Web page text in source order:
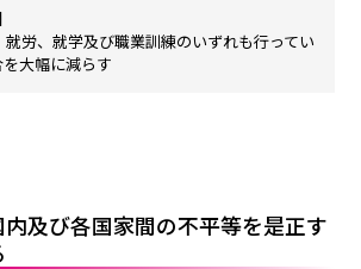
就労、就学及び職業訓練のいずれも行ってい
大幅に減らす
内及び各国家間の不平等を是正す